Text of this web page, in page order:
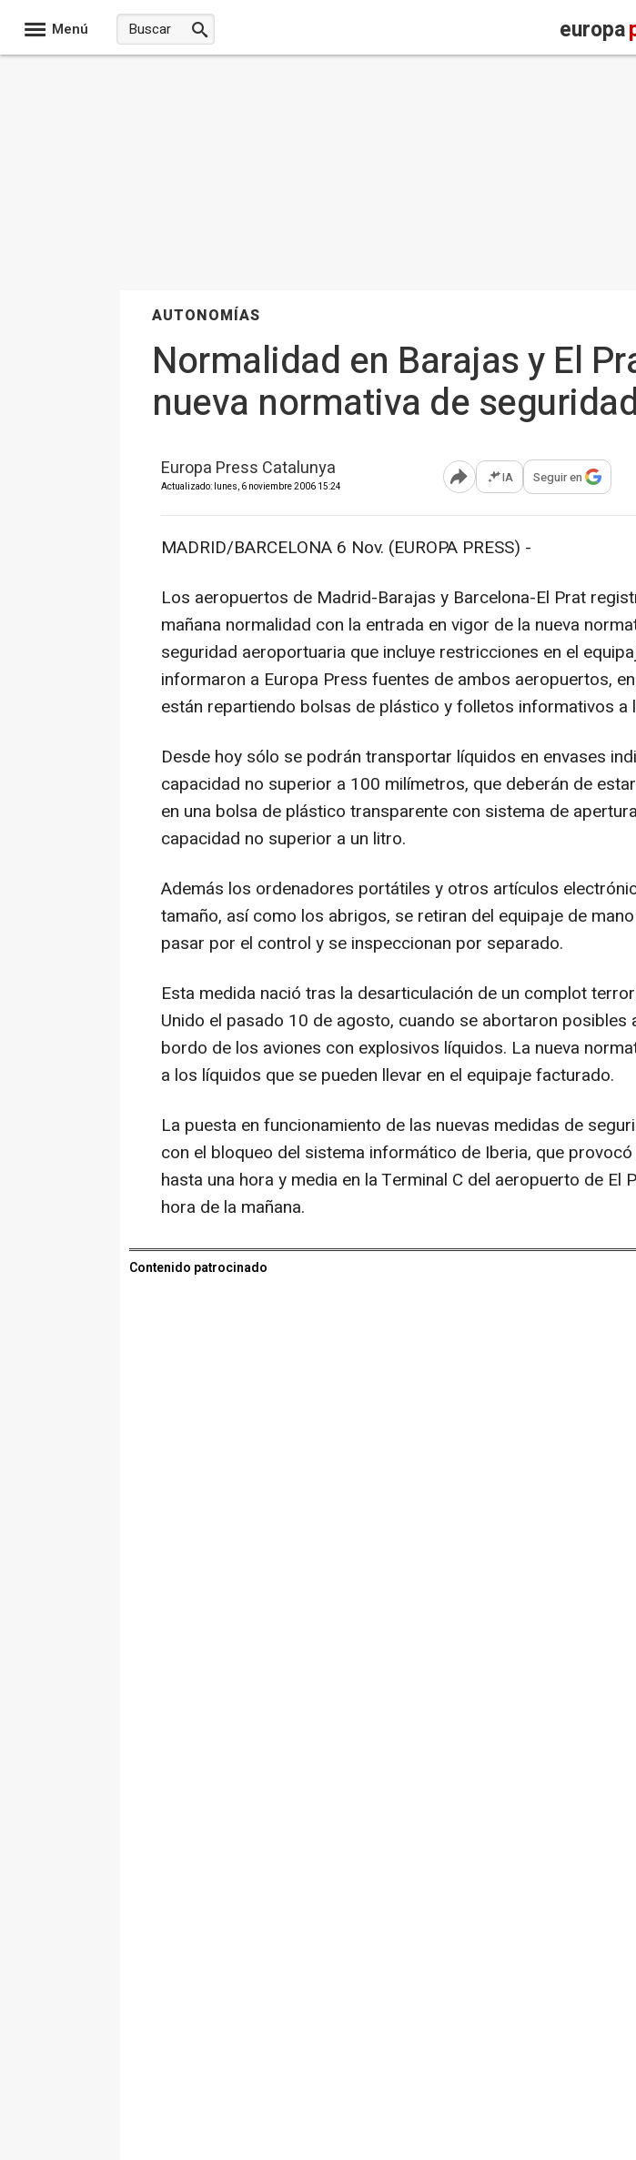
Menú europa
AUTONOMÍAS
Normalidad en Barajas y El
nueva normativa de
Europa Press Catalunya
Actualizado: lunes, 6 noviembre 2006 15:24 Abrir opciones para compartir
IA Seguir en
MADRID/BARCELONA 6 Nov. (EUROPA PRESS) -
Los aeropuertos de Madrid-Barajas y Barcelona-El Prat
mañana normalidad con la entrada en vigor de la nueva
seguridad aeroportuaria que incluye restricciones en el
informaron a Europa Press fuentes de ambos aeropuertos,
están repartiendo bolsas de plástico y folletos informativos a
Desde hoy sólo se podrán transportar líquidos en envases
capacidad no superior a 100 milímetros, que deberán de
en una bolsa de plástico transparente con sistema de
capacidad no superior a un litro.
Además los ordenadores portátiles y otros artículos
tamaño, así como los abrigos, se retiran del equipaje de
pasar por el control y se inspeccionan por separado.
Esta medida nació tras la desarticulación de un complot
Unido el pasado 10 de agosto, cuando se abortaron posibles
bordo de los aviones con explosivos líquidos. La nueva
a los líquidos que se pueden llevar en el equipaje facturado.
La puesta en funcionamiento de las nuevas medidas de
con el bloqueo del sistema informático de Iberia, que
hasta una hora y media en la Terminal C del aeropuerto de El
hora de la mañana.
Contenido patrocinado